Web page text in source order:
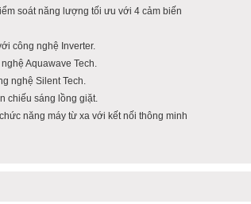
soát năng lượng tối ưu với 4 cảm biến
công nghệ Inverter.
Aquawave Tech.
nghệ Silent Tech.
chiếu sáng lồng giặt.
năng máy từ xa với kết nối thông minh